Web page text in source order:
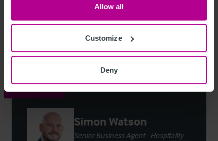
Allow all
Customize
Deny
to view full details
Contacto
Simon Watson
Senior Business Agent - Hospitality